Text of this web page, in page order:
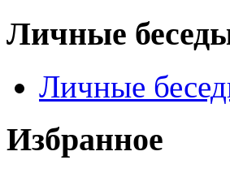
Личные
Личные
Избранное